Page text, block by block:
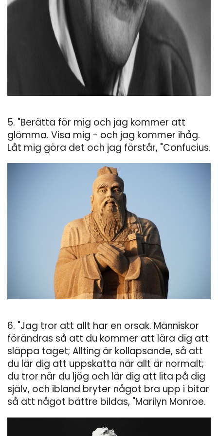
5. "Berätta för mig och jag kommer att
glömma. Visa mig - och jag kommer ihåg.
Låt mig göra det och jag förstår, "Confucius.
6. "Jag tror att allt har en orsak. Människor
förändras så att du kommer att lära dig att
släppa taget; Allting är kollapsande, så att
du lär dig att uppskatta när allt är normalt;
du tror när du ljög och lär dig att lita på dig
själv, och ibland bryter något bra upp i bitar
så att något bättre bildas, "Marilyn Monroe.